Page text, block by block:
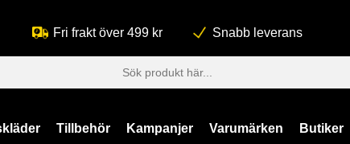
Fri frakt över 499 kr Snabb leverans
Tillbehör Kampanjer Varumärken Butiker